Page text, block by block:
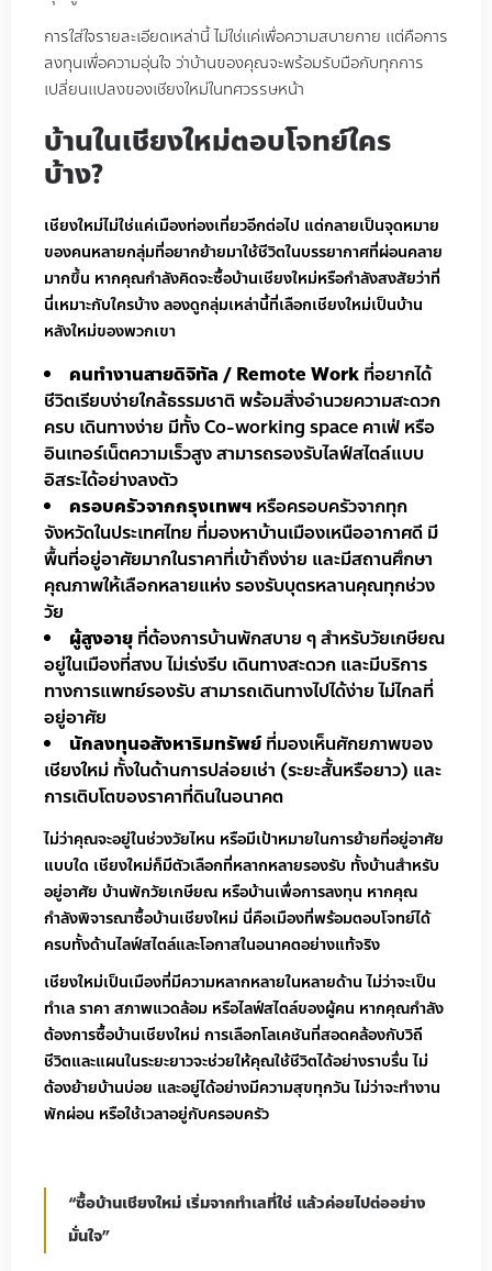
การใส่ใจรายละเอียดเหล่านี้ ไม่ใช่แค่เพื่อความสบายกาย แต่คือการ
ลงทุนเพื่อความอุ่นใจ ว่าบ้านของคุณจะพร้อมรับมือกับทุกการ
เปลี่ยนแปลงของเชียงใหม่ในทศวรรษหน้า
บ้านในเชียงใหม่ตอบโจทย์ใคร
บ้าง?
เชียงใหม่ไม่ใช่แค่เมืองท่องเที่ยวอีกต่อไป แต่กลายเป็นจุดหมาย
ของคนหลายกลุ่มที่อยากย้ายมาใช้ชีวิตในบรรยากาศที่ผ่อนคลาย
มากขึ้น หากคุณกำลังคิดจะซื้อบ้านเชียงใหม่หรือกำลังสงสัยว่าที่
นี่เหมาะกับใครบ้าง ลองดูกลุ่มเหล่านี้ที่เลือกเชียงใหม่เป็นบ้าน
หลังใหม่ของพวกเขา
คนทำงานสายดิจิทัล / Remote Work ที่อยากได้
ชีวิตเรียบง่ายใกล้ธรรมชาติ พร้อมสิ่งอำนวยความสะดวก
ครบ เดินทางง่าย มีทั้ง Co-working space คาเฟ่ หรือ
อินเทอร์เน็ตความเร็วสูง สามารถรองรับไลฟ์สไตล์แบบ
อิสระได้อย่างลงตัว
ครอบครัวจากกรุงเทพฯ หรือครอบครัวจากทุก
จังหวัดในประเทศไทย ที่มองหาบ้านเมืองเหนืออากาศดี มี
พื้นที่อยู่อาศัยมากในราคาที่เข้าถึงง่าย และมีสถานศึกษา
คุณภาพให้เลือกหลายแห่ง รองรับบุตรหลานคุณทุกช่วง
วัย
ผู้สูงอายุ ที่ต้องการบ้านพักสบาย ๆ สำหรับวัยเกษียณ
อยู่ในเมืองที่สงบ ไม่เร่งรีบ เดินทางสะดวก และมีบริการ
ทางการแพทย์รองรับ สามารถเดินทางไปได้ง่าย ไม่ไกลที่
อยู่อาศัย
นักลงทุนอสังหาริมทรัพย์ ที่มองเห็นศักยภาพของ
เชียงใหม่ ทั้งในด้านการปล่อยเช่า (ระยะสั้นหรือยาว) และ
การเติบโตของราคาที่ดินในอนาคต
ไม่ว่าคุณจะอยู่ในช่วงวัยไหน หรือมีเป้าหมายในการย้ายที่อยู่อาศัย
แบบใด เชียงใหม่ก็มีตัวเลือกที่หลากหลายรองรับ ทั้งบ้านสำหรับ
อยู่อาศัย บ้านพักวัยเกษียณ หรือบ้านเพื่อการลงทุน หากคุณ
กำลังพิจารณาซื้อบ้านเชียงใหม่ นี่คือเมืองที่พร้อมตอบโจทย์ได้
ครบทั้งด้านไลฟ์สไตล์และโอกาสในอนาคตอย่างแท้จริง
เชียงใหม่เป็นเมืองที่มีความหลากหลายในหลายด้าน ไม่ว่าจะเป็น
ทำเล ราคา สภาพแวดล้อม หรือไลฟ์สไตล์ของผู้คน หากคุณกำลัง
ต้องการซื้อบ้านเชียงใหม่ การเลือกโลเคชันที่สอดคล้องกับวิถี
ชีวิตและแผนในระยะยาวจะช่วยให้คุณใช้ชีวิตได้อย่างราบรื่น ไม่
ต้องย้ายบ้านบ่อย และอยู่ได้อย่างมีความสุขทุกวัน ไม่ว่าจะทำงาน
พักผ่อน หรือใช้เวลาอยู่กับครอบครัว
“ซื้อบ้านเชียงใหม่ เริ่มจากทำเลที่ใช่ แล้วค่อยไปต่ออย่าง
มั่นใจ”